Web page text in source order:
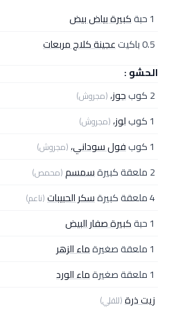
1 حبة
كبيرة بياض بيض
0.5 باكيت
عجينة كلاج مربعات
الحشو :
2 كوب
جوز،(مجروش)
1 كوب لوز،(مجروش)
1 كوب فول سوداني،(مجروش)
2 ملعقة كبيرة سمسم(محمص)
4 ملعقة كبيرة سكر الحبيبات(ناعم)
1 حبة
كبيرة صفار البيض
1 ملعقة صغيرة
ماء الزهر
1 ملعقة صغيرة
ماء الورد
زيت ذرة(للقلي)